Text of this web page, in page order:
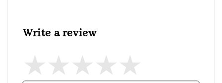
Write a review